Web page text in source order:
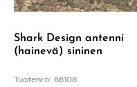
Shark Design antenni
(hainevä) sininen
Tuotenro: 68108